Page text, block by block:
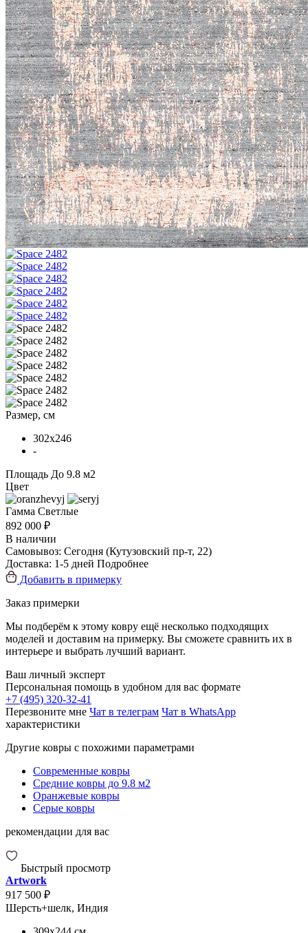
Размер, см
302x246
-
Площадь До 9.8 м2
Цвет
Гамма Светлые
892 000 ₽
В наличии
Самовывоз: Сегодня (Кутузовский пр-т, 22)
Доставка: 1-5 дней Подробнее
Добавить в примерку
Заказ примерки
Мы подберём к этому ковру ещё несколько подходящих
моделей и доставим на примерку. Вы сможете сравнить их в
интерьере и выбрать лучший вариант.
Ваш личный эксперт
Персональная помощь в удобном для вас формате
+7 (495) 320-32-41
Перезвоните мне Чат в телеграм Чат в WhatsApp
характеристики
Другие ковры с похожими параметрами
Современные ковры
Средние ковры до 9.8 м2
Оранжевые ковры
Серые ковры
рекомендации для вас
Быстрый просмотр
Artwork
917 500 ₽
Шерсть+шелк, Индия